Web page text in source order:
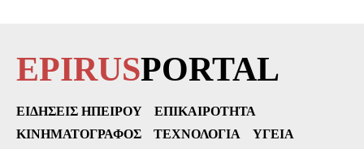
EPIRUSPORTAL
ΕΙΔΉΣΕΙΣ ΗΠΕΊΡΟΥ
ΕΠΙΚΑΙΡΌΤΗΤΑ
ΚΙΝΗΜΑΤΟΓΡΆΦΟΣ
ΤΕΧΝΟΛΟΓΊΑ
ΥΓΕΊΑ